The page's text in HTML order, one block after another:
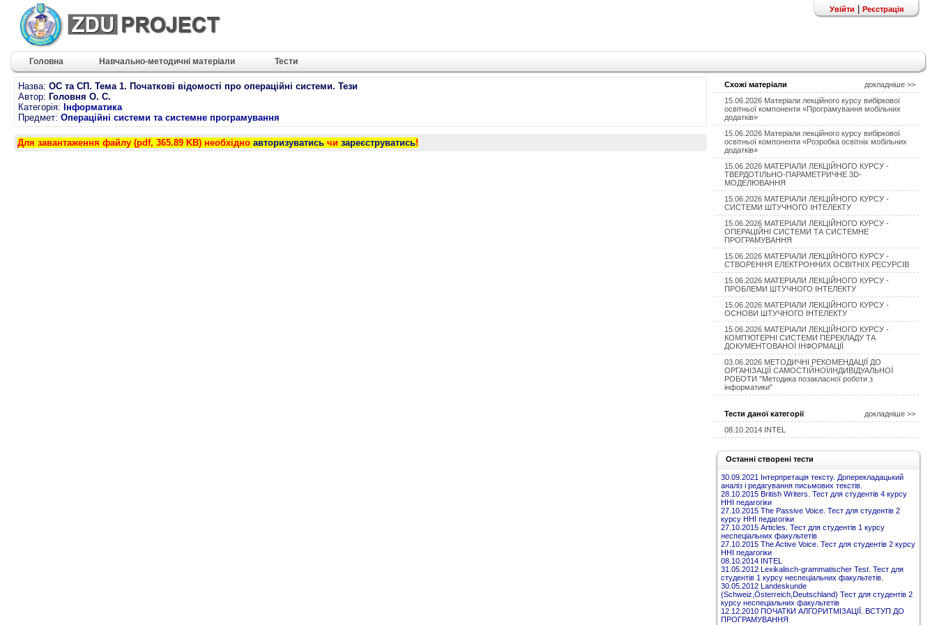
Увійти Реєстрація
Головна Навчально-методичні матеріали Тести
Назва: ОС та СП. Тема 1. Початкові відомості про операційні системи. Тези
Автор: Головня О. С.
Категорія: Інформатика
Предмет: Операційні системи та системне програмування
Для завантаження файлу (pdf, 365.89 KB) необхідно авторизуватись чи зареєструватись!
Схожі матеріали
докладніше >>
15.06.2026 Матеріали лекційного курсу вибіркової
освітньої компоненти «Програмування мобільних
додатків»
15.06.2026 Матеріали лекційного курсу вибіркової
освітньої компоненти «Розробка освітніх мобільних
додатків»
15.06.2026 МАТЕРІАЛИ ЛЕКЦІЙНОГО КУРСУ -
ТВЕРДОТІЛЬНО-ПАРАМЕТРИЧНЕ 3D-
МОДЕЛЮВАННЯ
15.06.2026 МАТЕРІАЛИ ЛЕКЦІЙНОГО КУРСУ -
СИСТЕМИ ШТУЧНОГО ІНТЕЛЕКТУ
15.06.2026 МАТЕРІАЛИ ЛЕКЦІЙНОГО КУРСУ -
ОПЕРАЦІЙНІ СИСТЕМИ ТА СИСТЕМНЕ
ПРОГРАМУВАННЯ
15.06.2026 МАТЕРІАЛИ ЛЕКЦІЙНОГО КУРСУ -
СТВОРЕННЯ ЕЛЕКТРОННИХ ОСВІТНІХ РЕСУРСІВ
15.06.2026 МАТЕРІАЛИ ЛЕКЦІЙНОГО КУРСУ -
ПРОБЛЕМИ ШТУЧНОГО ІНТЕЛЕКТУ
15.06.2026 МАТЕРІАЛИ ЛЕКЦІЙНОГО КУРСУ -
ОСНОВИ ШТУЧНОГО ІНТЕЛЕКТУ
15.06.2026 МАТЕРІАЛИ ЛЕКЦІЙНОГО КУРСУ -
КОМП’ЮТЕРНІ СИСТЕМИ ПЕРЕКЛАДУ ТА
ДОКУМЕНТОВАНОЇ ІНФОРМАЦІЇ
03.06.2026 МЕТОДИЧНІ РЕКОМЕНДАЦІЇ ДО
ОРГАНІЗАЦІЇ САМОСТІЙНОЇ/ІНДИВІДУАЛЬНОЇ
РОБОТИ "Методика позакласної роботи з
інформатики"
Тести даної категорії
докладніше >>
08.10.2014 INTEL
Останні створені тести
30.09.2021 Інтерпретація тексту. Доперекладацький
аналіз і редагування письмових текстів.
28.10.2015 British Writers. Тест для студентів 4 курсу
ННІ педагогіки
27.10.2015 The Passive Voice. Тест для студентів 2
курсу ННІ педагогіки
27.10.2015 Articles. Тест для студентів 1 курсу
неспеціальних факультетів
27.10.2015 The Active Voice. Тест для студентів 2 курсу
ННІ педагогіки
08.10.2014 INTEL
31.05.2012 Lexikalisch-grammatischer Test. Тест для
студентів 1 курсу неспеціальних факультетів.
30.05.2012 Landeskunde
(Schweiz,Österreich,Deutschland) Тест для студентів 2
курсу неспеціальних факультетів
12.12.2010 ПОЧАТКИ АЛГОРИТМІЗАЦІЇ. ВСТУП ДО
ПРОГРАМУВАННЯ